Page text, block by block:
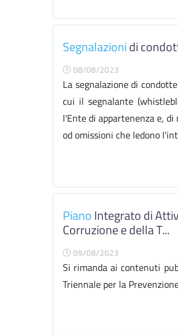
Segnalazionidi
08/08/2023
La segnalazione di
cui il segnalante
l'Ente di appartenenza e,
od omissioni che ledono
PianoIntegrato di
Corruzione e della T...
09/08/2023
Si rimanda ai contenuti
Triennale per la